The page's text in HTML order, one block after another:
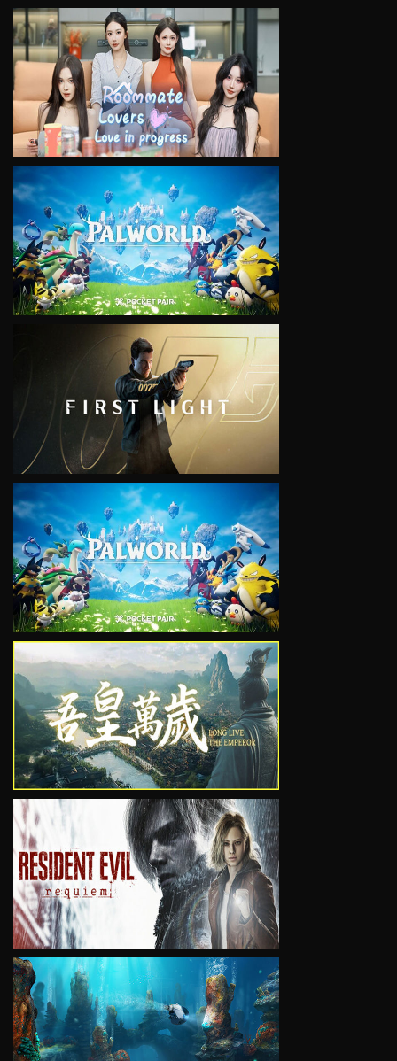
VIEW
VIEW
VIEW
VIEW
VIEW
VIEW
VIEW